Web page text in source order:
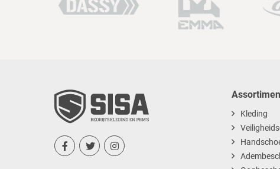
  
Kleding